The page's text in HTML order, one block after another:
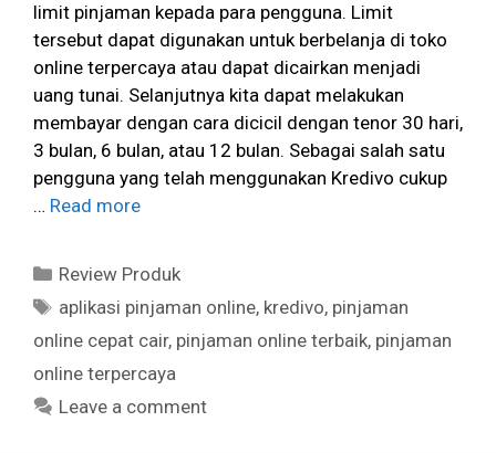
limit pinjaman kepada para pengguna. Limit
tersebut dapat digunakan untuk berbelanja di toko
online terpercaya atau dapat dicairkan menjadi
uang tunai. Selanjutnya kita dapat melakukan
membayar dengan cara dicicil dengan tenor 30 hari,
3 bulan, 6 bulan, atau 12 bulan. Sebagai salah satu
pengguna yang telah menggunakan Kredivo cukup
… Read more
Categories
Review Produk
Tags
aplikasi pinjaman online, kredivo, pinjaman
online cepat cair, pinjaman online terbaik, pinjaman
online terpercaya
Leave a comment